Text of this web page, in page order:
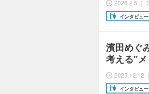
2026.2.5 ｜
インタビュー
濱田めぐ
考える"
2025.12.12
インタビュー